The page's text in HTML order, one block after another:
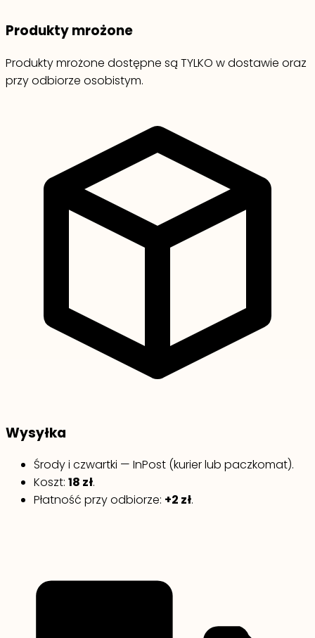
Produkty mrożone
Produkty mrożone dostępne są TYLKO w dostawie oraz
przy odbiorze osobistym.
Wysyłka
Środy i czwartki — InPost (kurier lub paczkomat).
Koszt: 18 zł.
Płatność przy odbiorze: +2 zł.